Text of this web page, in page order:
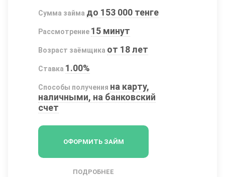
Сумма займа до 153 000 тенге
Рассмотрение 15 минут
Возраст заёмщика от 18 лет
Ставка 1.00%
Способы получения на карту,
наличными, на банковский
счет
ОФОРМИТЬ ЗАЙМ
ПОДРОБНЕЕ